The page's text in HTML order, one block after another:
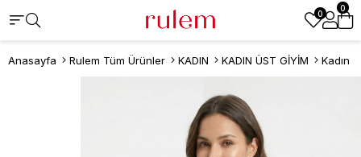
0
0
Anasayfa Rulem Tüm Ürünler KADIN KADIN ÜST GİYİM Kadın